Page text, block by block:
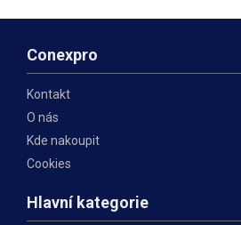
Conexpro
Kontakt
O nás
Kde nakoupit
Cookies
Hlavní kategorie